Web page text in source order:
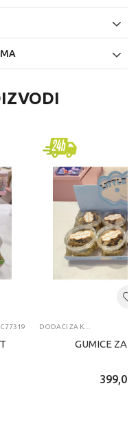
GUMICE ZA
399,00